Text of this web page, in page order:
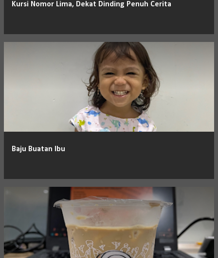
Kursi Nomor Lima, Dekat Dinding Penuh Cerita
Baju Buatan Ibu